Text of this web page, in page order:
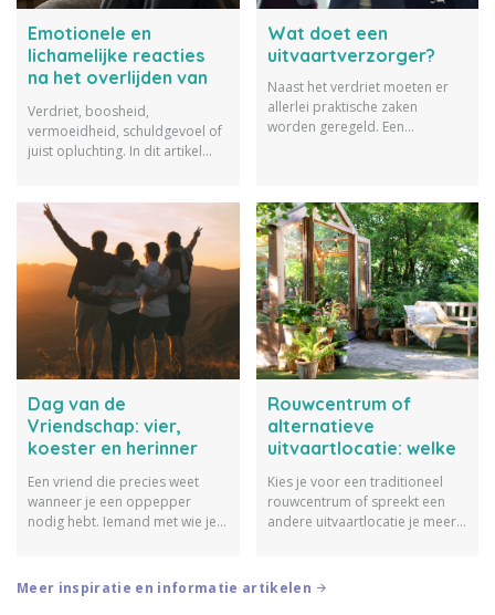
Emotionele en
lichamelijke reacties
na het overlijden van
een dierbare
Verdriet, boosheid,
vermoeidheid, schuldgevoel of
juist opluchting. In dit artikel
en lichamelijke reacties na het
overlijden van een dierbare.
Wat doet een
uitvaartverzorger?
Naast het verdriet moeten er
allerlei praktische zaken
worden geregeld. Een
verzorging van de overledene
tot en met de dag van de
uitvaart. Maar wat doet een
uitvaartverzorger precies? En
ben je verplicht om er een in te
schakelen? In dit artikel lees je
alles wat je moet weten.
Dag van de
Vriendschap: vier,
koester en herinner
vriendschap
Een vriend die precies weet
wanneer je een oppepper
nodig hebt. Iemand met wie je
op moeilijke momenten naast
je blijft staan. Vriendschap
Rouwcentrum of
alternatieve
uitvaartlocatie: welke
keuze past het beste?
Kies je voor een traditioneel
rouwcentrum of spreekt een
andere uitvaartlocatie je meer
voordelen en praktische
Meer inspiratie en informatie artikelen